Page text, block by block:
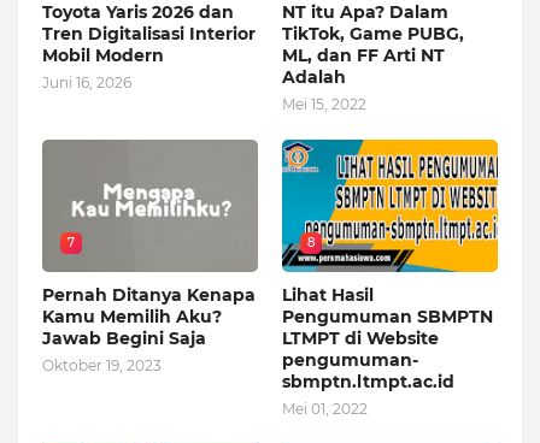
Toyota Yaris 2026 dan
Tren Digitalisasi Interior
Mobil Modern
Juni 16, 2026
NT itu Apa? Dalam
TikTok, Game PUBG,
ML, dan FF Arti NT
Adalah
Mei 15, 2022
7
Pernah Ditanya Kenapa
Kamu Memilih Aku?
Jawab Begini Saja
Oktober 19, 2023
8
Lihat Hasil
Pengumuman SBMPTN
LTMPT di Website
pengumuman-
sbmptn.ltmpt.ac.id
Mei 01, 2022